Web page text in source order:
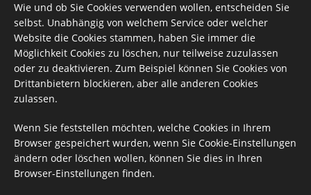
Wie und ob Sie Cookies verwenden wollen, entscheiden Sie
selbst. Unabhängig von welchem Service oder welcher
Website die Cookies stammen, haben Sie immer die
Möglichkeit Cookies zu löschen, nur teilweise zuzulassen
oder zu deaktivieren. Zum Beispiel können Sie Cookies von
Drittanbietern blockieren, aber alle anderen Cookies
zulassen.
Wenn Sie feststellen möchten, welche Cookies in Ihrem
Browser gespeichert wurden, wenn Sie Cookie-Einstellungen
ändern oder löschen wollen, können Sie dies in Ihren
Browser-Einstellungen finden.